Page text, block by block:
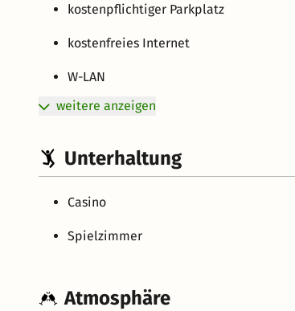
kostenpflichtiger Parkplatz
kostenfreies Internet
W-LAN
weitere anzeigen
Unterhaltung
Casino
Spielzimmer
Atmosphäre